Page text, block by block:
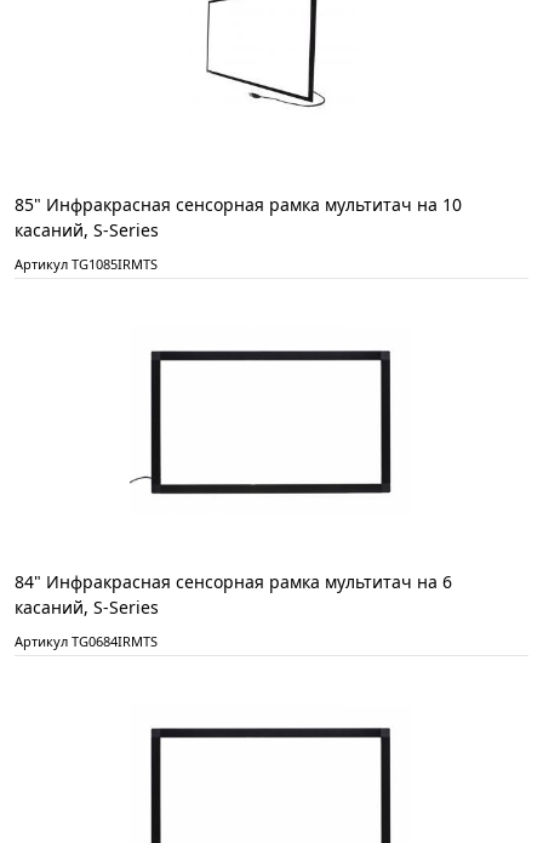
85" Инфракрасная сенсорная рамка мультитач на 10
касаний, S-Series
Артикул TG1085IRMTS
84" Инфракрасная сенсорная рамка мультитач на 6
касаний, S-Series
Артикул TG0684IRMTS